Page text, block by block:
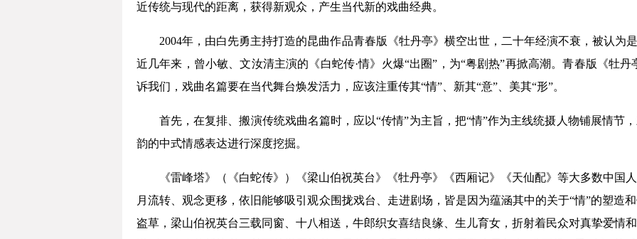
近传统与现代的距离，获得新观众，产生当代新的戏曲经典。
2004年，由白先勇主持打造的昆曲作品青春版《牡丹亭》横空出世，二十年经演不衰，被认为
近几年来，曾小敏、文汝清主演的《白蛇传·情》火爆“出圈”，为“粤剧热”再掀高潮。青春版《牡
诉我们，戏曲名篇要在当代舞台焕发活力，应该注重传其“情”、新其“意”、美其“形”。
首先，在复排、搬演传统戏曲名篇时，应以“传情”为主旨，把“情”作为主线统摄人物铺展情节
韵的中式情感表达进行深度挖掘。
《雷峰塔》（《白蛇传》）《梁山伯祝英台》《牡丹亭》《西厢记》《天仙配》等大多数中国
月流转、观念更移，依旧能够吸引观众围拢戏台、走进剧场，皆是因为蕴涵其中的关于“情”的塑造
盗草，梁山伯祝英台三载同窗、十八相送，牛郎织女喜结良缘、生儿育女，折射着民众对真挚爱情